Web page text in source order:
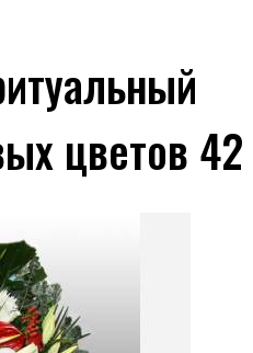
цветов 42